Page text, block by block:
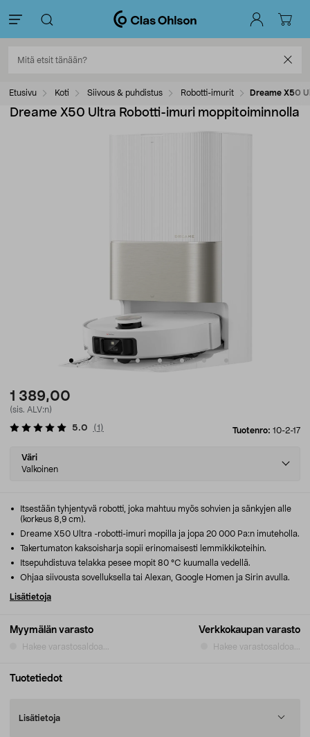
Etusivu Koti Siivous & puhdistus Robotti-imurit Dreame X50
Dreame X50 Ultra Robotti-imuri moppitoiminnolla
1 389,00
(sis. ALV:n)
Tuotenro: 10-2-17
5.0 (1 )
Select
variant
Väri
Valkoinen
Myymälän varasto
Hakee varastosaldoa...
Verkkokaupan varasto
Hakee varastosaldoa...
Itsestään tyhjentyvä robotti, joka mahtuu myös sohvien ja sänkyjen alle
(korkeus 8,9 cm).
Dreame X50 Ultra -robotti-imuri mopilla ja jopa 20 000 Pa:n imuteholla.
Takertumaton kaksoisharja sopii erinomaisesti lemmikkikoteihin.
Itsepuhdistuva telakka pesee mopit 80 °C kuumalla vedellä.
Ohjaa siivousta sovelluksella tai Alexan, Google Homen ja Sirin avulla.
Lisätietoja
Tuotetiedot
Lisätietoja